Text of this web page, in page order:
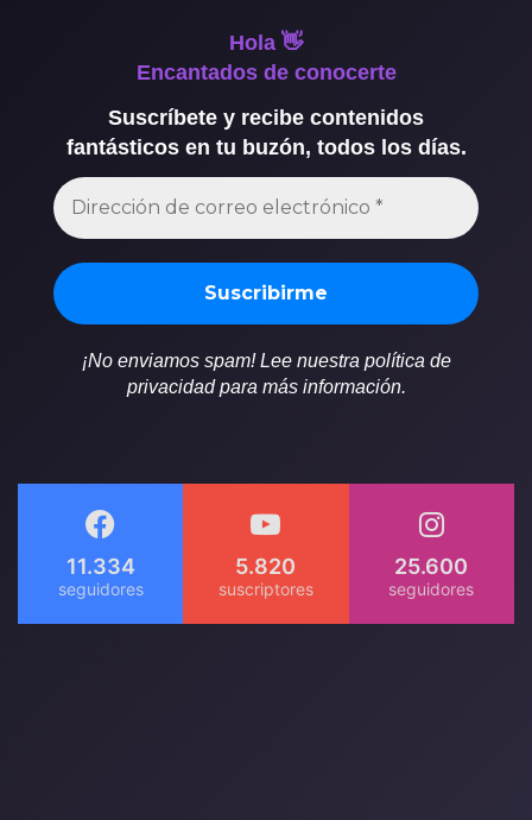
Hola 👋
Encantados de conocerte
Suscríbete y recibe contenidos
fantásticos en tu buzón, todos los días.
¡No enviamos spam! Lee nuestra política de
privacidad para más información.
11.334 5.820 25.600